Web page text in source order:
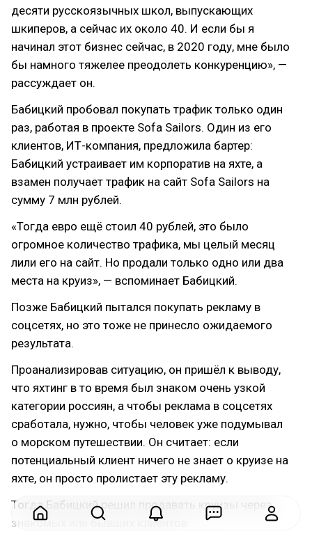
десяти русскоязычных школ, выпускающих
шкиперов, а сейчас их около 40. И если бы я
начинал этот бизнес сейчас, в 2020 году, мне было
бы намного тяжелее преодолеть конкуренцию», —
рассуждает он.
Бабицкий пробовал покупать трафик только один
раз, работая в проекте Sofa Sailors. Один из его
клиентов, ИТ-компания, предложила бартер:
Бабицкий устраивает им корпоратив на яхте, а
взамен получает трафик на сайт Sofa Sailors на
сумму 7 млн рублей.
«Тогда евро ещё стоил 40 рублей, это было
огромное количество трафика, мы целый месяц
лили его на сайт. Но продали только одно или два
места на круиз», — вспоминает Бабицкий.
Позже Бабицкий пытался покупать рекламу в
соцсетях, но это тоже не принесло ожидаемого
результата.
Проанализировав ситуацию, он пришёл к выводу,
что яхтинг в то время был знаком очень узкой
категории россиян, а чтобы реклама в соцсетях
сработала, нужно, чтобы человек уже подумывал
о морском путешествии. Он считает: если
потенциальный клиент ничего не знает о круизе на
яхте, он просто пролистает эту рекламу.
Тогда Бабицкий решил продавать круизы через
знакомых или бывших клиентов: